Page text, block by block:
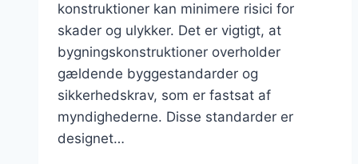
konstruktioner kan minimere risici for
skader og ulykker. Det er vigtigt, at
bygningskonstruktioner overholder
gældende byggestandarder og
sikkerhedskrav, som er fastsat af
myndighederne. Disse standarder er
designet…